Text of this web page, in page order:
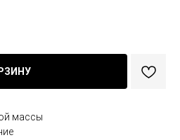
массы